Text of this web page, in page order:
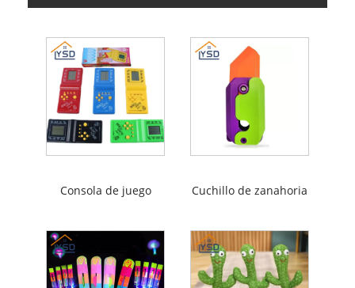
Consola de juego Cuchillo de zanahoria